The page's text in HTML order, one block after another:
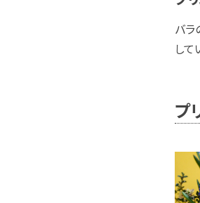
バラ
して
プ